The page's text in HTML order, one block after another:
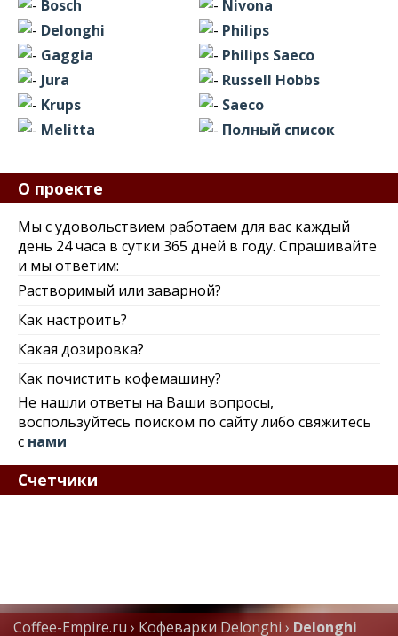
Bosch
Delonghi
Gaggia
Jura
Krups
Melitta
Nivona
Philips
Philips Saeco
Russell Hobbs
Saeco
Полный список
О проекте
Мы с удовольствием работаем для вас каждый
день 24 часа в сутки 365 дней в году. Спрашивайте
и мы ответим:
Растворимый или заварной?
Как настроить?
Какая дозировка?
Как почистить кофемашину?
Не нашли ответы на Ваши вопросы,
воспользуйтесь поиском по сайту либо свяжитесь
с нами
Счетчики
Coffee-Empire.ru › Кофеварки Delonghi › Delonghi